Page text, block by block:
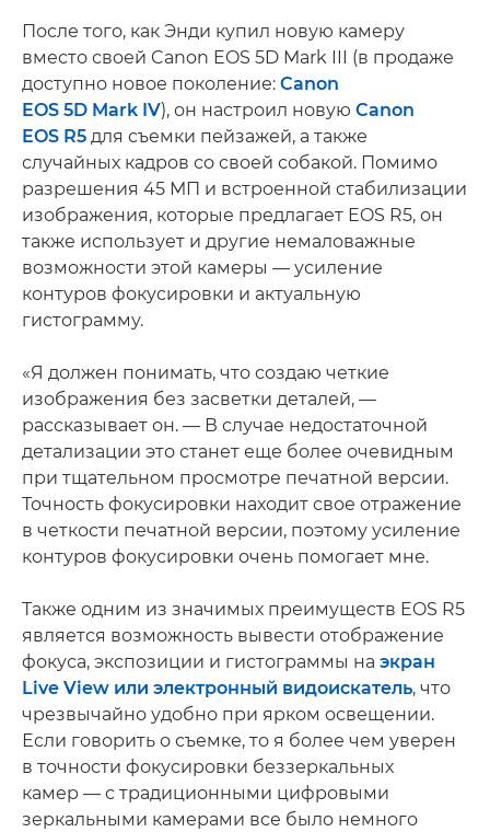
После того, как Энди купил новую камеру
вместо своей Canon EOS 5D Mark III (в продаже
доступно новое поколение: Canon
EOS 5D Mark IV), он настроил новую Canon
EOS R5 для съемки пейзажей, а также
случайных кадров со своей собакой. Помимо
разрешения 45 МП и встроенной стабилизации
изображения, которые предлагает EOS R5, он
также использует и другие немаловажные
возможности этой камеры — усиление
контуров фокусировки и актуальную
гистограмму.
«Я должен понимать, что создаю четкие
изображения без засветки деталей, —
рассказывает он. — В случае недостаточной
детализации это станет еще более очевидным
при тщательном просмотре печатной версии.
Точность фокусировки находит свое отражение
в четкости печатной версии, поэтому усиление
контуров фокусировки очень помогает мне.
Также одним из значимых преимуществ EOS R5
является возможность вывести отображение
фокуса, экспозиции и гистограммы на экран
Live View или электронный видоискатель, что
чрезвычайно удобно при ярком освещении.
Если говорить о съемке, то я более чем уверен
в точности фокусировки беззеркальных
камер — с традиционными цифровыми
зеркальными камерами все было немного